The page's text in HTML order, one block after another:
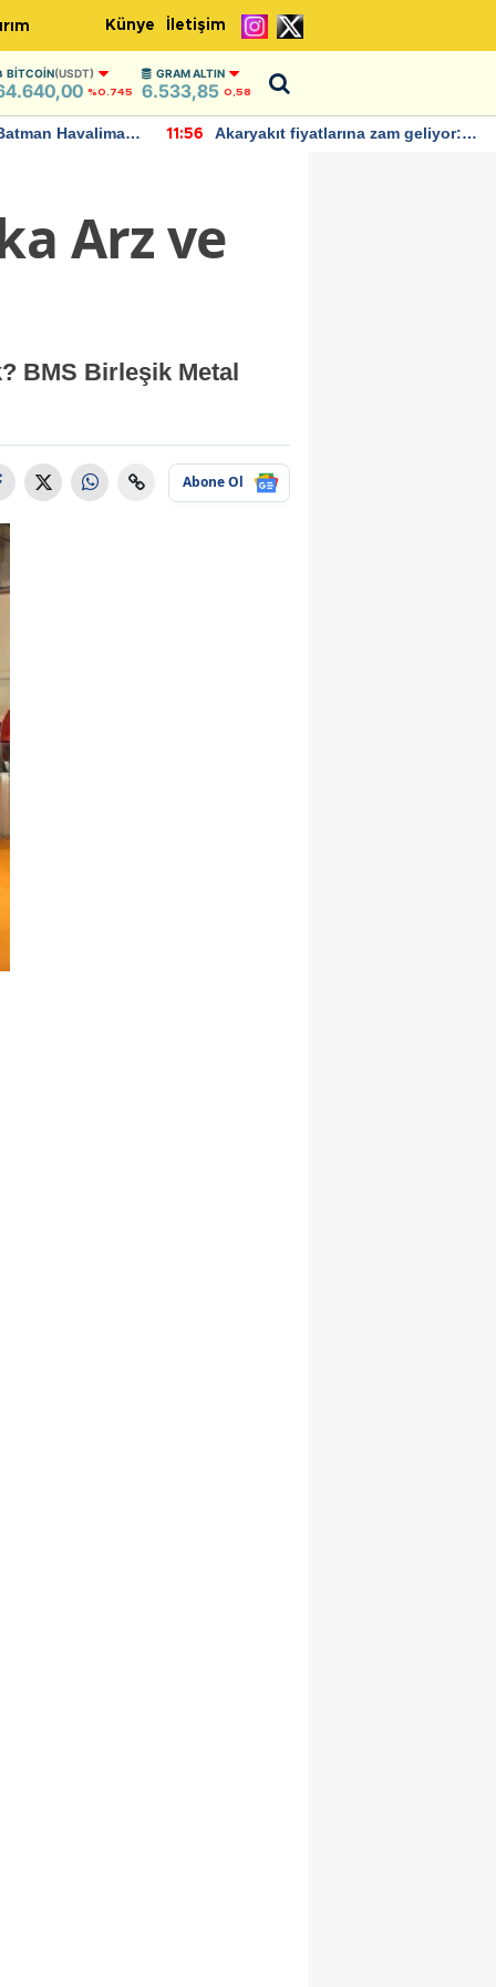
Künye İletişim
BITCOIN(USDT)
%0.745
GRAM ALTIN
6.533,85 0,58
Havalimanı
11:56
Akaryakıt fiyatlarına zam geliyor:
Arz ve
BMS Birleşik Metal
Abone Ol